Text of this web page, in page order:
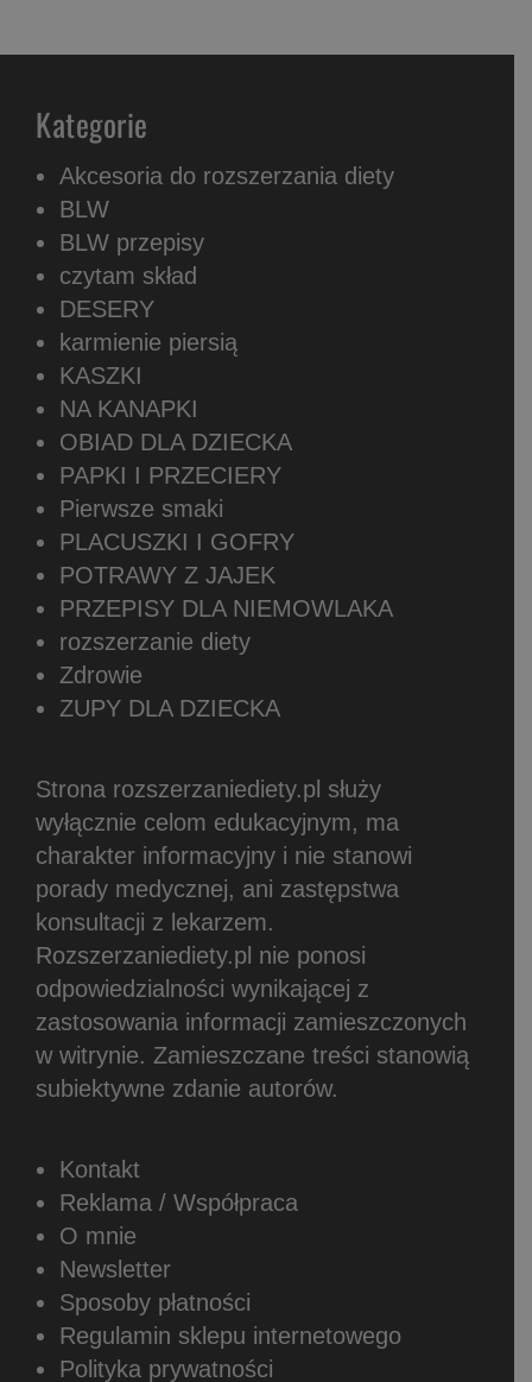
Kategorie
Akcesoria do rozszerzania diety
BLW
BLW przepisy
czytam skład
DESERY
karmienie piersią
KASZKI
NA KANAPKI
OBIAD DLA DZIECKA
PAPKI I PRZECIERY
Pierwsze smaki
PLACUSZKI I GOFRY
POTRAWY Z JAJEK
PRZEPISY DLA NIEMOWLAKA
rozszerzanie diety
Zdrowie
ZUPY DLA DZIECKA
Strona rozszerzaniediety.pl służy
wyłącznie celom edukacyjnym, ma
charakter informacyjny i nie stanowi
porady medycznej, ani zastępstwa
konsultacji z lekarzem.
Rozszerzaniediety.pl nie ponosi
odpowiedzialności wynikającej z
zastosowania informacji zamieszczonych
w witrynie. Zamieszczane treści stanowią
subiektywne zdanie autorów.
Kontakt
Reklama / Współpraca
O mnie
Newsletter
Sposoby płatności
Regulamin sklepu internetowego
Polityka prywatności